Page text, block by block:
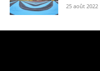
25 août 2022